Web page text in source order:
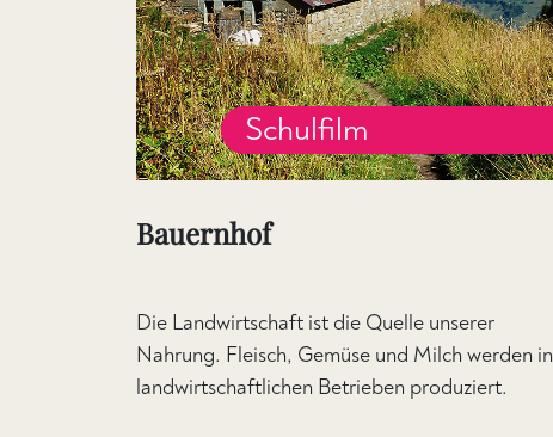
Schulfilm
Bauernhof
Die Landwirtschaft ist die Quelle unserer
Nahrung. Fleisch, Gemüse und Milch werden in
landwirtschaftlichen Betrieben produziert.